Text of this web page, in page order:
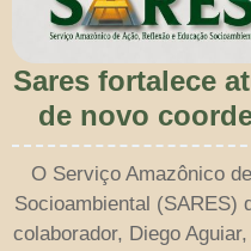
Sares fortalece
de novo
O Serviço Amazônico
Socioambiental (SARES)
colaborador, Diego